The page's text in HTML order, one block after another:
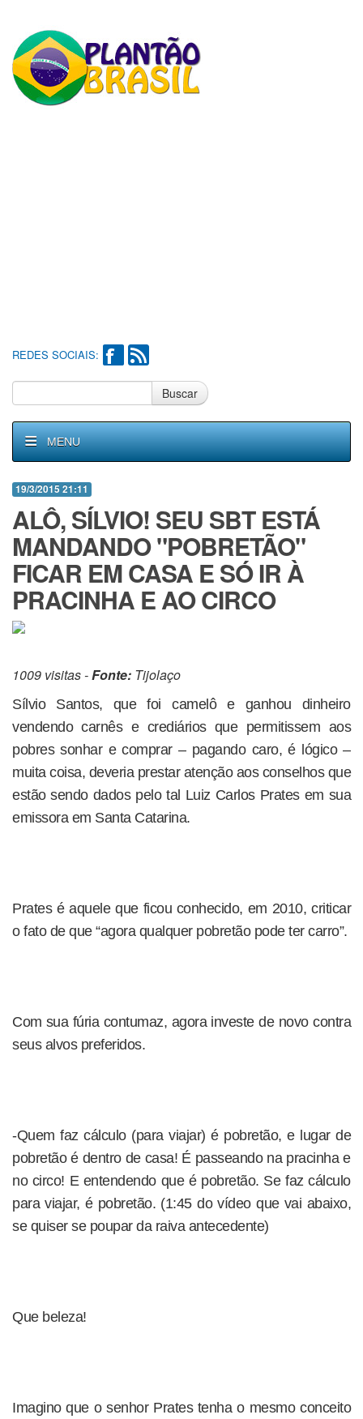
REDES SOCIAIS:
Buscar
MENU
19/3/2015 21:11
ALÔ, SÍLVIO! SEU SBT ESTÁ
MANDANDO "POBRETÃO"
FICAR EM CASA E SÓ IR À
PRACINHA E AO CIRCO
1009 visitas -Fonte: Tijolaço
Sílvio Santos, que foi camelô e ganhou dinheiro
vendendo carnês e crediários que permitissem aos
pobres sonhar e comprar – pagando caro, é lógico –
muita coisa, deveria prestar atenção aos conselhos que
estão sendo dados pelo tal Luiz Carlos Prates em sua
emissora em Santa Catarina.
Prates é aquele que ficou conhecido, em 2010, criticar
o fato de que “agora qualquer pobretão pode ter carro”.
Com sua fúria contumaz, agora investe de novo contra
seus alvos preferidos.
-Quem faz cálculo (para viajar) é pobretão, e lugar de
pobretão é dentro de casa! É passeando na pracinha e
no circo! E entendendo que é pobretão. Se faz cálculo
para viajar, é pobretão. (1:45 do vídeo que vai abaixo,
se quiser se poupar da raiva antecedente)
Que beleza!
Imagino que o senhor Prates tenha o mesmo conceito